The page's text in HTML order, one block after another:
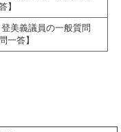
】
美義議員の一般質問
一答】